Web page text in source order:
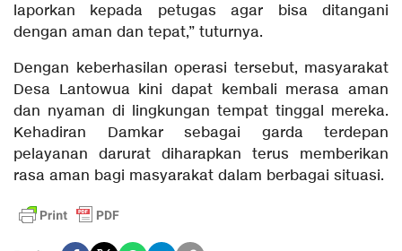
laporkan kepada petugas agar bisa ditangani
dengan aman dan tepat,” tuturnya.
Dengan keberhasilan operasi tersebut, masyarakat
Desa Lantowua kini dapat kembali merasa aman
dan nyaman di lingkungan tempat tinggal mereka.
Kehadiran Damkar sebagai garda terdepan
pelayanan darurat diharapkan terus memberikan
rasa aman bagi masyarakat dalam berbagai situasi.